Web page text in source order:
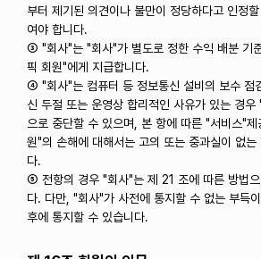
부터 제기된 의견이나 불만이 정당하다고 인정
여야 합니다.
③ "회사"는 "회사"가 별도로 정한 수익 배분 기
픽 회원"에게 지급합니다.
④ "회사"는 컴퓨터 등 정보통신 설비의 보수 점
신 두절 또는 운영상 합리적인 사유가 있는 경우
으로 중단할 수 있으며, 본 항에 따른 "서비스"제
원"의 손해에 대해서는 고의 또는 중과실이 없는
다.
⑤ 전항의 경우 "회사"는 제 21 조에 따른 방법으
다. 다만, "회사"가 사전에 통지할 수 없는 부득
후에 통지할 수 있습니다.